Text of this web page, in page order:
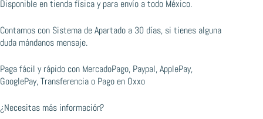
Disponible en tienda física y para envío a todo México.
Contamos con Sistema de Apartado a 30 días, si tienes alguna
duda mándanos mensaje.
Paga fácil y rápido con MercadoPago, Paypal, ApplePay,
GooglePay, Transferencia o Pago en Oxxo
¿Necesitas más información?